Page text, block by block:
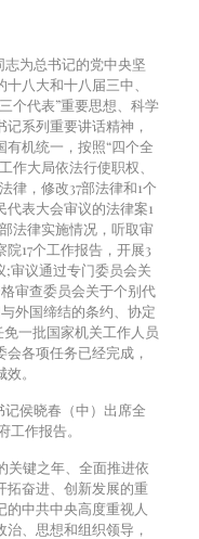
为总书记的党中央坚
八大和十八届三中、
个代表”重要思想、科学
系列重要讲话精神，
机统一，按照“四个全
作大局依法行使职权、
律，修改37部法律和1个
代表大会审议的法律案1
法律实施情况，听取审
院17个工作报告，开展3
;审议通过专门委员会关
审查委员会关于个别代
外国缔结的条约、协定
一批国家机关工作人员
各项任务已经完成，
。
侯晓春（中）出席全
工作报告。
关键之年、全面推进依
拓奋进、创新发展的重
中共中央高度重视人
、思想和组织领导，